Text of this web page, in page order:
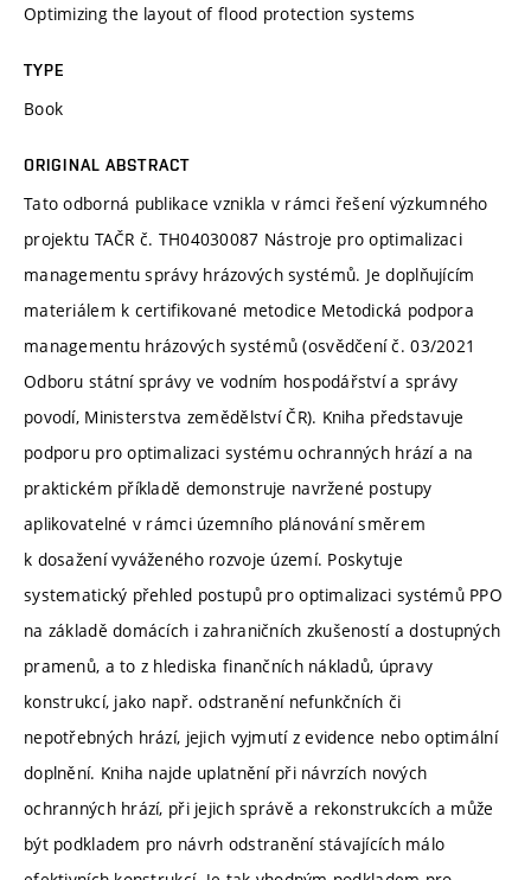
Optimizing the layout of flood protection systems
TYPE
Book
ORIGINAL ABSTRACT
Tato odborná publikace vznikla v rámci řešení výzkumného
projektu TAČR č. TH04030087 Nástroje pro optimalizaci
managementu správy hrázových systémů. Je doplňujícím
materiálem k certifikované metodice Metodická podpora
managementu hrázových systémů (osvědčení č. 03/2021
Odboru státní správy ve vodním hospodářství a správy
povodí, Ministerstva zemědělství ČR). Kniha představuje
podporu pro optimalizaci systému ochranných hrází a na
praktickém příkladě demonstruje navržené postupy
aplikovatelné v rámci územního plánování směrem
k dosažení vyváženého rozvoje území. Poskytuje
systematický přehled postupů pro optimalizaci systémů PPO
na základě domácích i zahraničních zkušeností a dostupných
pramenů, a to z hlediska finančních nákladů, úpravy
konstrukcí, jako např. odstranění nefunkčních či
nepotřebných hrází, jejich vyjmutí z evidence nebo optimální
doplnění. Kniha najde uplatnění při návrzích nových
ochranných hrází, při jejich správě a rekonstrukcích a může
být podkladem pro návrh odstranění stávajících málo